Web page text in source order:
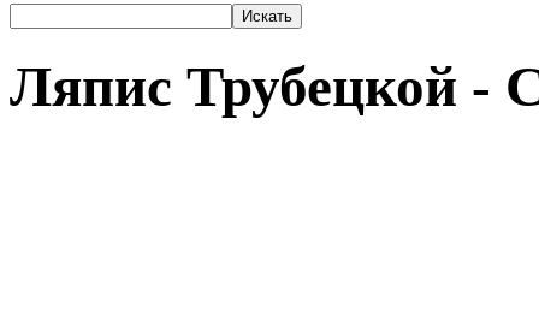
Ляпис Трубецкой -